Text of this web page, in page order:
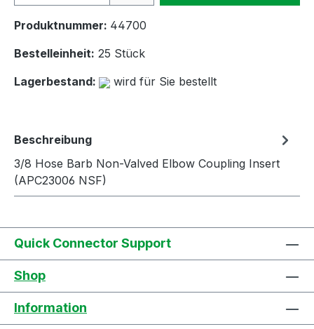
Produktnummer: 44700
Bestelleinheit: 25 Stück
Lagerbestand:
wird für Sie bestellt
Beschreibung
3/8 Hose Barb Non-Valved Elbow Coupling Insert
(APC23006 NSF)
Quick Connector Support
Shop
Information